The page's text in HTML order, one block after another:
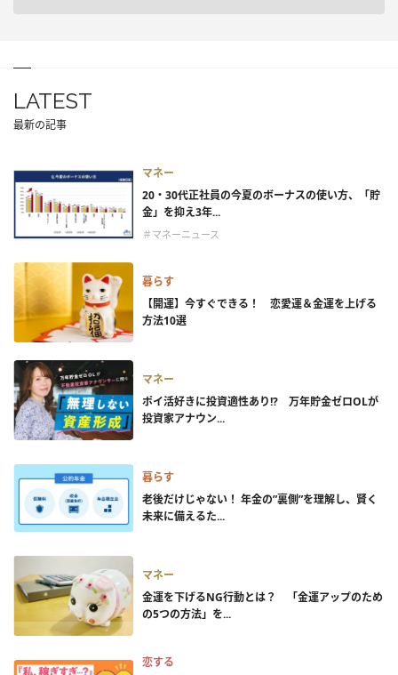
LATEST
最新の記事
マネー
20・30代正社員の今夏のボーナスの使い方、「貯
金」を抑え3年...
＃マネーニュース
暮らす
【開運】今すぐできる！ 恋愛運＆金運を上げる
方法10選
マネー
ポイ活好きに投資適性あり!? 万年貯金ゼロOLが
投資家アナウン...
暮らす
老後だけじゃない！ 年金の”裏側”を理解し、賢く
未来に備えるた...
マネー
金運を下げるNG行動とは？ 「金運アップのため
の5つの方法」を...
恋する